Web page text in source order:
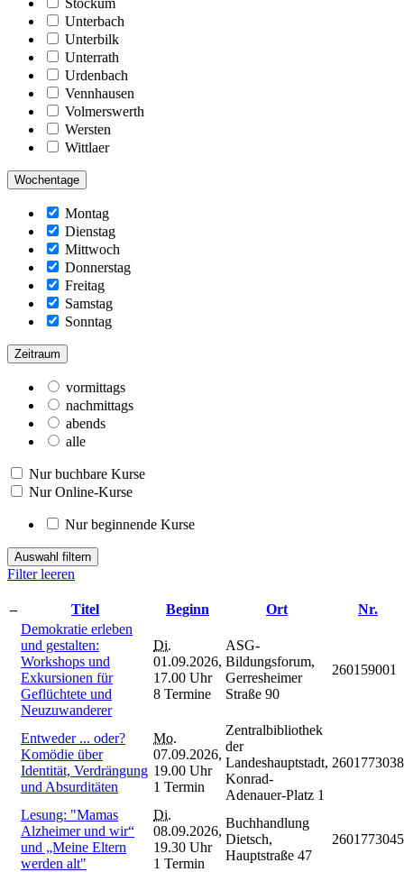
Unterbach
Unterbilk
Unterrath
Urdenbach
Vennhausen
Volmerswerth
Wersten
Wittlaer
Wochentage
Montag
Dienstag
Mittwoch
Donnerstag
Freitag
Samstag
Sonntag
Zeitraum
vormittags
nachmittags
abends
alle
Nur buchbare Kurse
Nur Online-Kurse
Nur beginnende Kurse
Auswahl filtern
Filter leeren
– Titel Beginn Ort
Nr.
Demokratie erleben
und gestalten:
Workshops und
Exkursionen für
Geflüchtete und
Neuzuwanderer
Di.
01.09.2026,
17.00 Uhr
8 Termine
ASG-
Bildungsforum,
Gerresheimer
Straße 90
260159001
Entweder ... oder?
Komödie über
Identität, Verdrängung
und Absurditäten
Mo.
07.09.2026,
19.00 Uhr
1 Termin
Zentralbibliothek
der
Landeshauptstadt,
Konrad-
Adenauer-Platz 1
2601773038
Lesung: "Mamas
Alzheimer und wir“
und „Meine Eltern
werden alt"
Di.
08.09.2026,
19.30 Uhr
1 Termin
Buchhandlung
Dietsch,
Hauptstraße 47
2601773045